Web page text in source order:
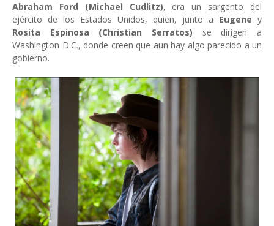
Abraham Ford (Michael Cudlitz), era un sargento del
ejército de los Estados Unidos, quien, junto a Eugene y
Rosita Espinosa (Christian Serratos) se dirigen a
Washington D.C., donde creen que aun hay algo parecido a un
gobierno.